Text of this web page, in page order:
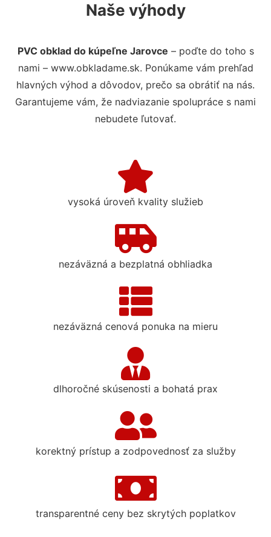
Naše výhody
PVC obklad do kúpeľne Jarovce – poďte do toho s
nami – www.obkladame.sk. Ponúkame vám prehľad
hlavných výhod a dôvodov, prečo sa obrátiť na nás.
Garantujeme vám, že nadviazanie spolupráce s nami
nebudete ľutovať.
vysoká úroveň kvality služieb
nezáväzná a bezplatná obhliadka
nezáväzná cenová ponuka na mieru
dlhoročné skúsenosti a bohatá prax
korektný prístup a zodpovednosť za služby
transparentné ceny bez skrytých poplatkov